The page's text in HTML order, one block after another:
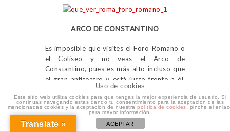
ARCO DE CONSTANTINO
Es imposible que visites el Foro Romano o
el Coliseo y no veas el Arco de
Constantino, pues es más alto incluso que
el gran anfiteatro y está justo frente a él.
Las mejores vistas se obtienen desde el
propio Coliseo o bien, como hicimos
nosotros, desde el Foro Romano y así
podrás fotografiarlo desde arriba.
Uso de cookies
Este sitio web utiliza cookies para que tengas la mejor experiencia de usuario. Si
continuas navegando estás dando tu consentimiento para la aceptación de las
mencionadas cookies y la aceptación de nuestra política de cookies , pinche el
para mayor información.
ACEPTAR
Translate »